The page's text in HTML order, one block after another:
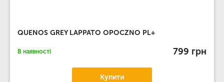
QUENOS GREY LAPPATO OPOCZNO PL+
В наявності 799 грн
Купити